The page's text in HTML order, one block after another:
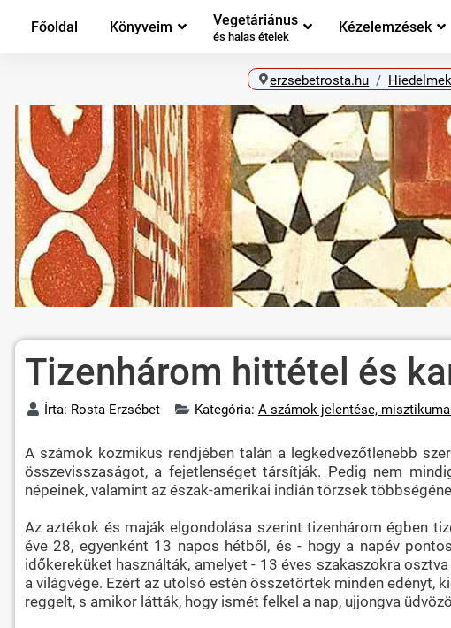
Főoldal Könyveim Vegetáriánus
és halas ételek
Kézelemzések
erzsebetrosta.hu
Tizenhárom hittétel és
Írta: Rosta Erzsébet Kategória: A számok jelentése,
A számok kozmikus rendjében talán a legkedvezőtlenebb
összevisszaságot, a fejetlenséget társítják. Pedig nem
népeinek, valamint az észak-amerikai indián törzsek
Az aztékok és maják elgondolása szerint tizenhárom égben
éve 28, egyenként 13 napos hétből, és - hogy a napév
időkereküket használták, amelyet - 13 éves szakaszokra
a világvége. Ezért az utolsó estén összetörtek minden edényt,
reggelt, s amikor látták, hogy ismét felkel a nap, ujjongva